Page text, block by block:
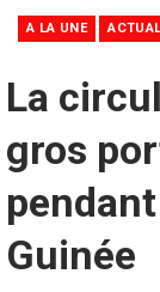
A LA UNE
La
gros
Guinée